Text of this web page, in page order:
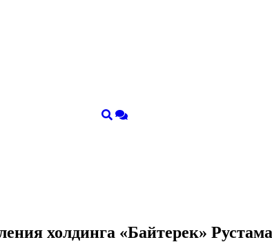
холдинга «Байтерек»